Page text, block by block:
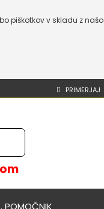
piškotkov v skladu z našo
PRIMERJAJ
POMOČNIK